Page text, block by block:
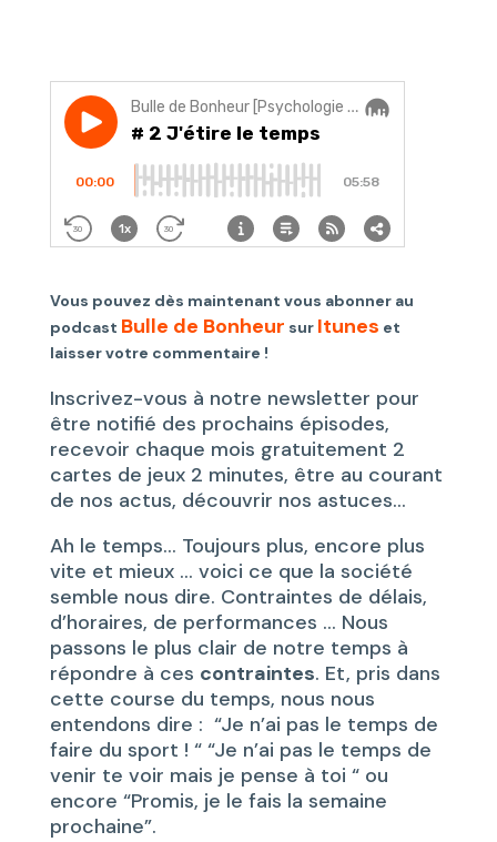
Vous pouvez dès maintenant vous abonner au
podcast Bulle de Bonheur sur Itunes et
laisser votre commentaire !
Inscrivez-vous à notre newsletter pour
être notifié des prochains épisodes,
recevoir chaque mois gratuitement 2
cartes de jeux 2 minutes, être au courant
de nos actus, découvrir nos astuces…
Ah le temps… Toujours plus, encore plus
vite et mieux … voici ce que la société
semble nous dire. Contraintes de délais,
d’horaires, de performances … Nous
passons le plus clair de notre temps à
répondre à ces contraintes. Et, pris dans
cette course du temps, nous nous
entendons dire : “Je n’ai pas le temps de
faire du sport ! “ “Je n’ai pas le temps de
venir te voir mais je pense à toi “ ou
encore “Promis, je le fais la semaine
prochaine”.